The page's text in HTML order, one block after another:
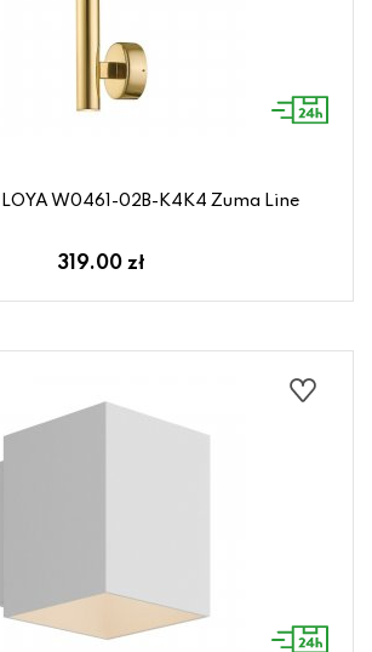
LOYA W0461-02B-K4K4 Zuma Line
319.00 zł